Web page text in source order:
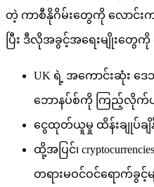
တဲ့ ကာစီနိုဂိမ်းတွေကို လောင်း
ပြီး ဒီလိုအခွင့်အရေးမျိုးတွေ
UK ရဲ့ အကောင်းဆုံး ဒ
ဘောနပ်စ်ကို ကြည့်လိုက်ပ
ငွေထုတ်ယူမှု ထိန်းချုပ်ချိ
ထို့အပြင်၊
တရားမဝင်ဝင်ရောက်ခွင့်